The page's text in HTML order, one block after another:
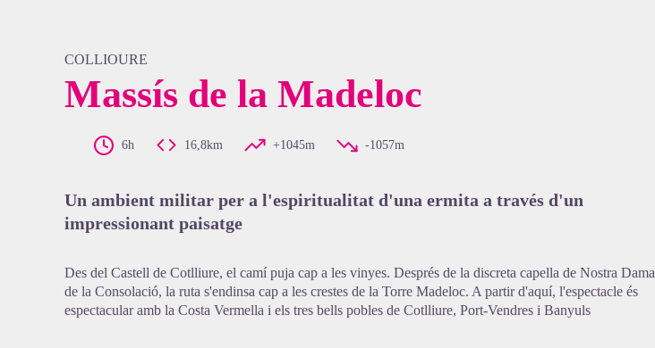
COLLIOURE
Massís de la Madeloc
6h 16,8km +1045m -1057m
Un ambient militar per a l'espiritualitat d'una ermita a través d'un
impressionant paisatge
Des del Castell de Cotlliure, el camí puja cap a les vinyes. Després de la discreta capella de Nostra Dama
de la Consolació, la ruta s'endinsa cap a les crestes de la Torre Madeloc. A partir d'aquí, l'espectacle és
espectacular amb la Costa Vermella i els tres bells pobles de Cotlliure, Port-Vendres i Banyuls